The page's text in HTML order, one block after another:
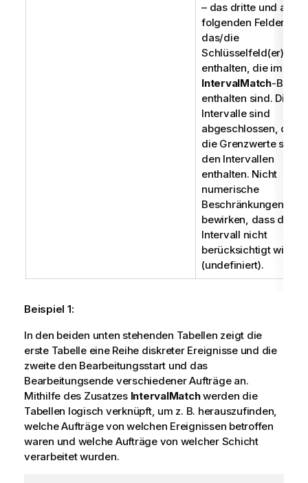
– das dritte und alle
folgenden Felder
das/die
Schlüsselfeld(er)
enthalten, die im
IntervalMatch-Befehl
enthalten sind. Die
Intervalle sind
abgeschlossen, d. h.
die Grenzwerte sind
den Intervallen
enthalten. Nicht
numerische
Beschränkungen
bewirken, dass das
Intervall nicht
berücksichtigt wird
(undefiniert).
Beispiel 1:
In den beiden unten stehenden Tabellen zeigt die
erste Tabelle eine Reihe diskreter Ereignisse und die
zweite den Bearbeitungsstart und das
Bearbeitungsende verschiedener Aufträge an.
Mithilfe des Zusatzes IntervalMatchwerden die
Tabellen logisch verknüpft, um z. B. herauszufinden,
welche Aufträge von welchen Ereignissen betroffen
waren und welche Aufträge von welcher Schicht
verarbeitet wurden.